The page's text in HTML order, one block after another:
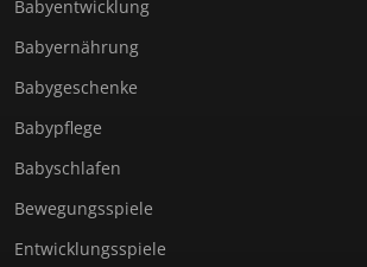
Babyentwicklung
Babyernährung
Babygeschenke
Babypflege
Babyschlafen
Bewegungsspiele
Entwicklungsspiele